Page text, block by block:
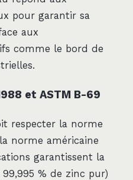
pour garantir sa
aux
comme le bord de
et ASTM B-69
respecter la norme
norme américaine
garantissent la
% de zinc pur)